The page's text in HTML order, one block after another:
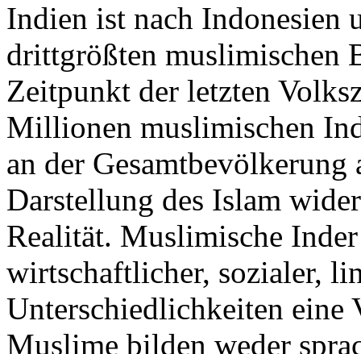
Indien ist nach Indonesien
drittgrößten muslimischen
Zeitpunkt der letzten
Millionen muslimischen
an der
Darstellung des Islam
Realität. Muslimische
wirtschaftlicher, sozialer,
Unterschiedlichkeiten
Muslime bilden weder